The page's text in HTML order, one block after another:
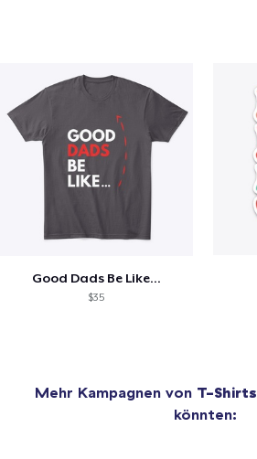
Good Dads Be Like...
$35
Mehr Kampagnen von T-Shirts
könnten: